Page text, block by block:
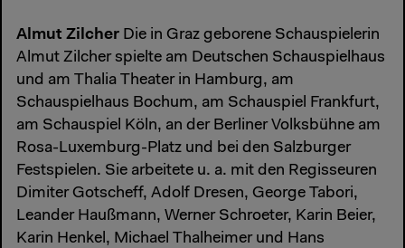
Almut Zilcher Die in Graz geborene Schauspielerin
Almut Zilcher spielte am Deutschen Schauspielhaus
und am Thalia Theater in Hamburg, am
Schauspielhaus Bochum, am Schauspiel Frankfurt,
am Schauspiel Köln, an der Berliner Volksbühne am
Rosa-Luxemburg-Platz und bei den Salzburger
Festspielen. Sie arbeitete u. a. mit den Regisseuren
Dimiter Gotscheff, Adolf Dresen, George Tabori,
Leander Haußmann, Werner Schroeter, Karin Beier,
Karin Henkel, Michael Thalheimer und Hans